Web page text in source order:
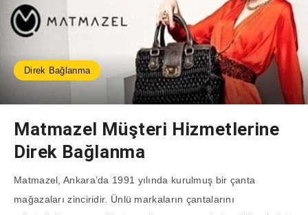
Direk Bağlanma
Matmazel Müşteri Hizmetlerine
Direk Bağlanma
Matmazel, Ankara’da 1991 yılında kurulmuş bir çanta
mağazaları zinciridir. Ünlü markaların çantalarını